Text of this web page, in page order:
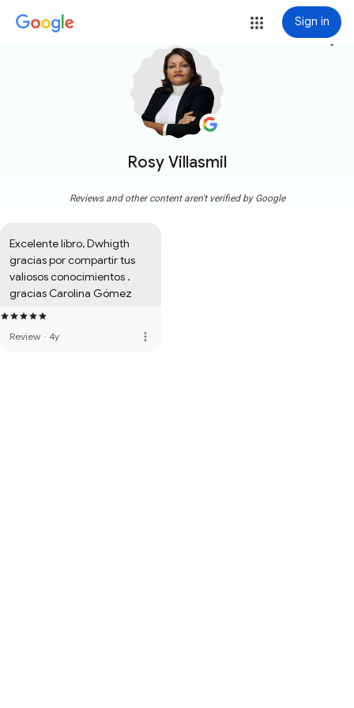
Sign in
Rosy Villasmil
more_vert
Reviews and other content aren't verified by Google
Excelente libro, Dwhigth
gracias por compartir tus
valiosos conocimientos .
gracias Carolina Gómez
Review · 4y more_vert